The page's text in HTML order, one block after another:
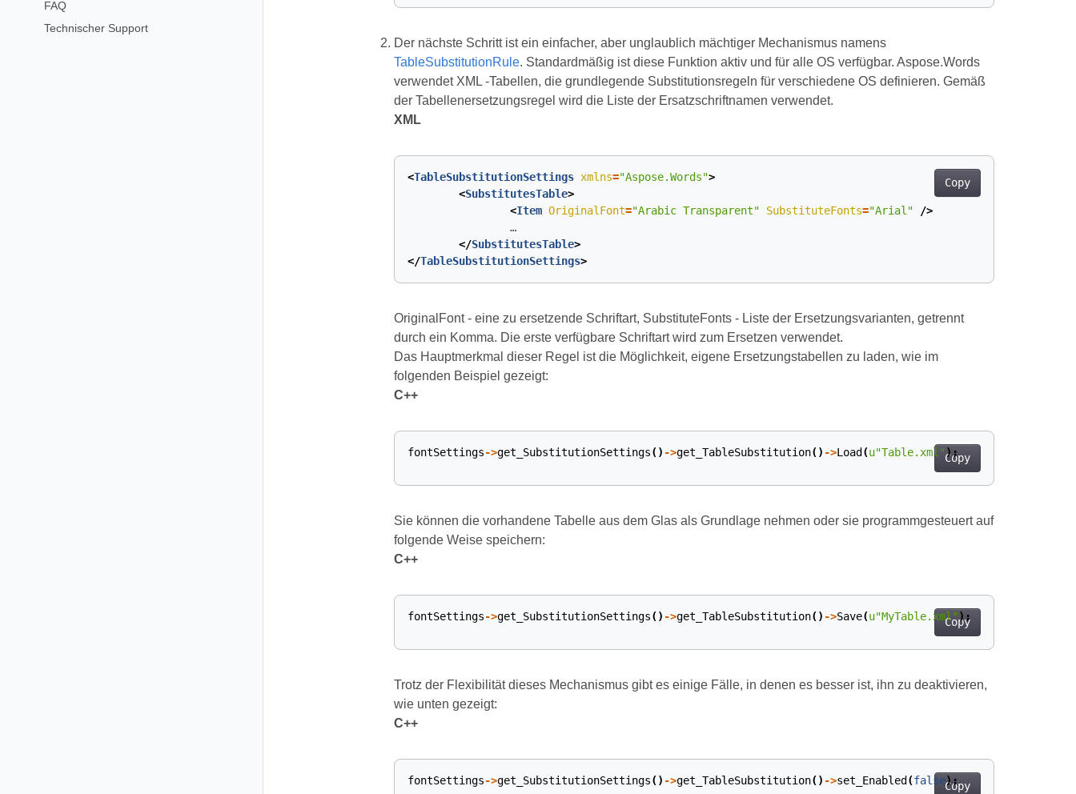
FAQ
Technischer Support
Der nächste Schritt ist ein einfacher, aber unglaublich mächtiger Mechanismus namens
TableSubstitutionRule. Standardmäßig ist diese Funktion aktiv und für alle OS verfügbar. Aspose.Words
verwendet XML -Tabellen, die grundlegende Substitutionsregeln für verschiedene OS definieren. Gemäß
der Tabellenersetzungsregel wird die Liste der Ersatzschriftnamen verwendet.
XML
Copy
<TableSubstitutionSettings xmlns="Aspose.Words">
<SubstitutesTable>
<Item OriginalFont="Arabic Transparent" SubstituteFonts="Arial"
/>
</SubstitutesTable>
</TableSubstitutionSettings>
OriginalFont - eine zu ersetzende Schriftart, SubstituteFonts - Liste der Ersetzungsvarianten, getrennt
durch ein Komma. Die erste verfügbare Schriftart wird zum Ersetzen verwendet.
Das Hauptmerkmal dieser Regel ist die Möglichkeit, eigene Ersetzungstabellen zu laden, wie im
folgenden Beispiel gezeigt:
C++
Copy
fontSettings->get_SubstitutionSettings() ->get_TableSubstitution() ->Load (u"Table.xml");
Sie können die vorhandene Tabelle aus dem Glas als Grundlage nehmen oder sie programmgesteuert auf
folgende Weise speichern:
C++
Copy
fontSettings->get_SubstitutionSettings() ->get_TableSubstitution() ->Save(u"MyTable.xml" );
Trotz der Flexibilität dieses Mechanismus gibt es einige Fälle, in denen es besser ist, ihn zu deaktivieren,
wie unten gezeigt:
C++
Copy
fontSettings->get_SubstitutionSettings() ->get_TableSubstitution() ->set_Enabled (false);